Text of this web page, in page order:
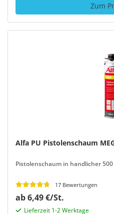
Zum
Alfa PU Pistolenschaum
Pistolenschaum in handlicher
17 Bewertungen
ab 6,49 €/St.
Lieferzeit 1-2 Werktage